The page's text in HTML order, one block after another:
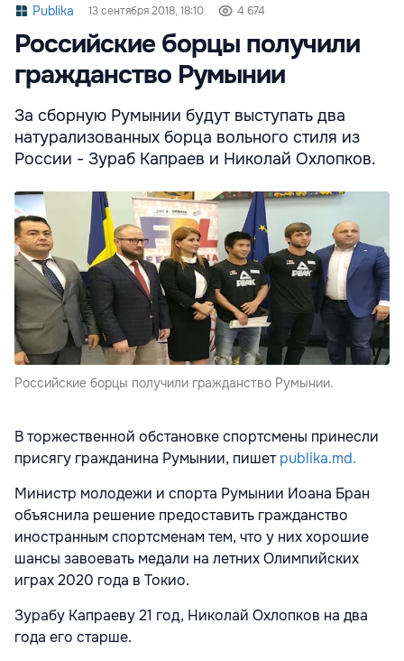
Publika 13 сентября 2018, 18:10 4 674
Российские борцы получили
гражданство Румынии
За сборную Румынии будут выступать два
натурализованных борца вольного стиля из
России - Зураб Капраев и Николай Охлопков.
Российские борцы получили гражданство Румынии.
В торжественной обстановке спортсмены принесли
присягу гражданина Румынии, пишетpublika.md.
Министр молодежи и спорта Румынии Иоана Бран
объяснила решение предоставить гражданство
иностранным спортсменам тем, что у них хорошие
шансы завоевать медали на летних Олимпийских
играх 2020 года в Токио.
Зурабу Капраеву 21 год, Николай Охлопков на два
года его старше.